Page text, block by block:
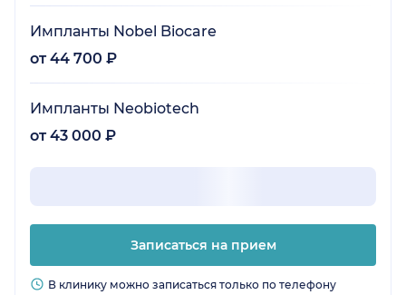
Импланты Nobel Biocare
от 44 700 ₽
Импланты Neobiotech
от 43 000 ₽
Записаться на прием
В клинику можно записаться только по телефону